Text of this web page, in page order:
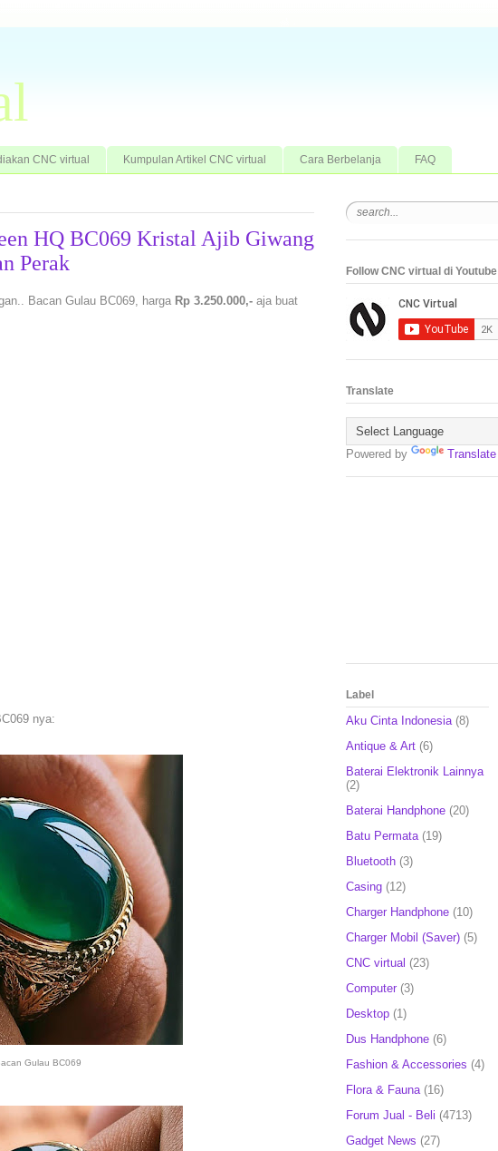
CNC virtual Kumpulan Artikel CNC virtual Cara Berbelanja FAQ
HQ BC069 Kristal Ajib Giwang
Perak
Bacan Gulau BC069, harga Rp 3.250.000,- aja buat
nya:
Gulau BC069
Follow CNC virtual di Youtube
Translate
Powered by Translate
Label
Aku Cinta Indonesia (8)
Antique & Art (6)
Baterai Elektronik Lainnya
(2)
Baterai Handphone (20)
Batu Permata (19)
Bluetooth (3)
Casing (12)
Charger Handphone (10)
Charger Mobil (Saver) (5)
CNC virtual (23)
Computer (3)
Desktop (1)
Dus Handphone (6)
Fashion & Accessories (4)
Flora & Fauna (16)
Forum Jual - Beli (4713)
Gadget News (27)